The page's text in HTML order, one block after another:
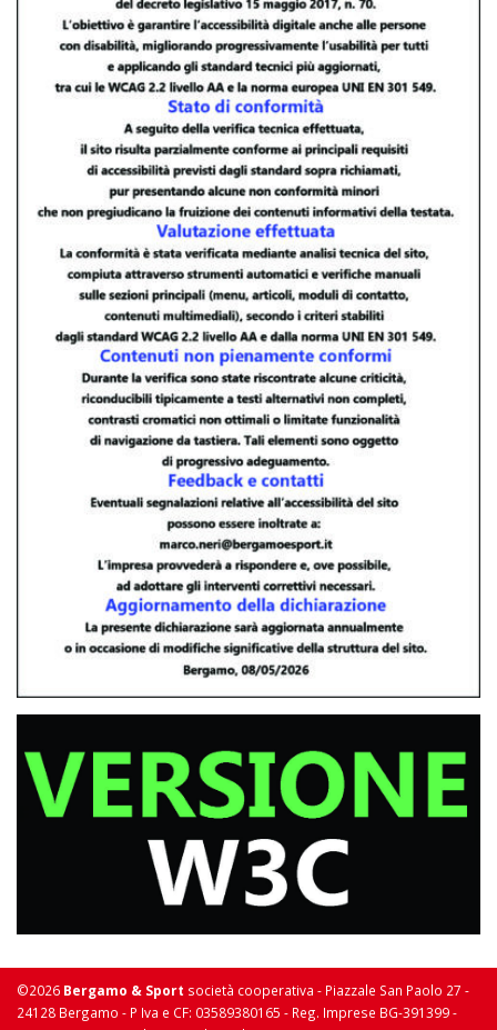
©2026 Bergamo & Sport società cooperativa - Piazzale San Paolo 27 -
24128 Bergamo - P Iva e CF: 03589380165 - Reg. Imprese BG-391399 -